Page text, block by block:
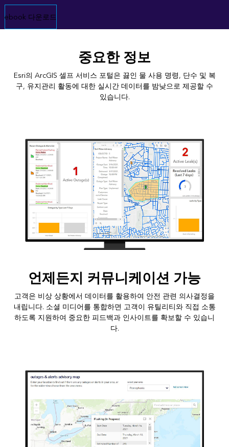
ebook 다운로드
중요한 정보
Esri의 ArcGIS 셀프 서비스 포털은 끓인 물 사용 명령, 단수 및 복
구, 유지관리 활동에 대한 실시간 데이터를 밤낮으로 제공할 수
있습니다.
언제든지 커뮤니케이션 가능
고객은 비상 상황에서 데이터를 활용하여 안전 관련 의사결정을
내립니다. 소셜 미디어를 통합하면 고객이 유틸리티와 직접 소통
하도록 지원하여 중요한 피드백과 인사이트를 확보할 수 있습니
다.